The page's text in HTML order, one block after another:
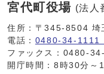
宮代町役場 (法人
住所：〒345-8504 埼
電話： 0480-34-1111
ファックス：0480-
開庁時間：8時30分～